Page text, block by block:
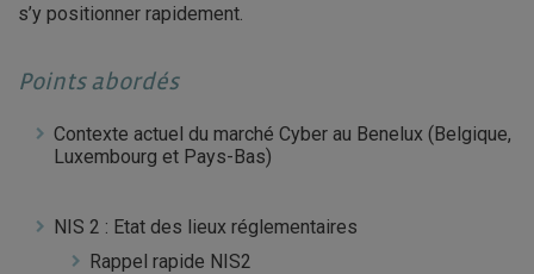
s’y positionner rapidement.
Points abordés
Contexte actuel du marché Cyber au Benelux (Belgique,
Luxembourg et Pays-Bas)
NIS 2 : Etat des lieux réglementaires
Rappel rapide NIS2